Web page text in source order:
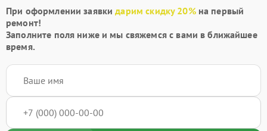
При оформлении заявкидарим скидку 20%на первый
ремонт!
Заполните поля ниже и мы свяжемся с вами в ближайшее
время.